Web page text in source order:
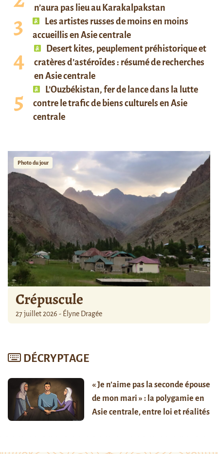
n’aura pas lieu au Karakalpakstan
Les artistes russes de moins en moins
accueillis en Asie centrale
Desert kites, peuplement préhistorique et
cratères d’astéroïdes : résumé de recherches
en Asie centrale
L’Ouzbékistan, fer de lance dans la lutte
contre le trafic de biens culturels en Asie
centrale
Photo du jour
Crépuscule
27 juillet 2026 - Élyne Dragée
DÉCRYPTAGE
« Je n’aime pas la seconde épouse
de mon mari » : la polygamie en
Asie centrale, entre loi et réalités